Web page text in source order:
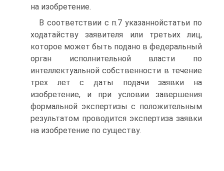
на изобретение.
В соответствии с п.7 указаннойстатьи по
ходатайству заявителя или третьих лиц,
которое может быть подано в федеральный
орган исполнительной власти по
интеллектуальной собственности в течение
трех лет с даты подачи заявки на
изобретение, и при условии завершения
формальной экспертизы с положительным
результатом проводится экспертиза заявки
на изобретение по существу.